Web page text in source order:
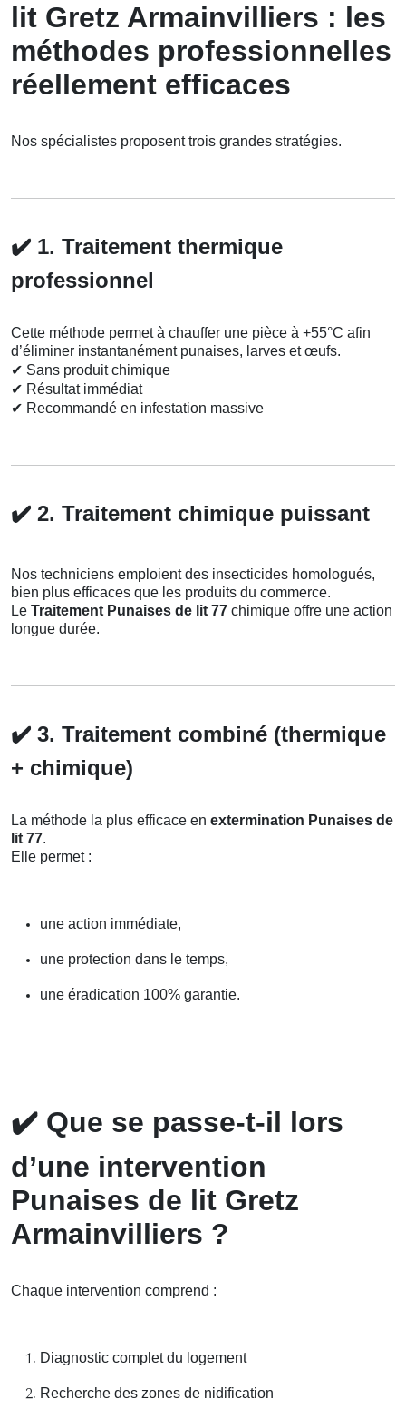
lit Gretz Armainvilliers : les
méthodes professionnelles
réellement efficaces
Nos spécialistes proposent trois grandes stratégies.
✔️ 1. Traitement thermique
professionnel
Cette méthode permet à chauffer une pièce à +55°C afin
d’éliminer instantanément punaises, larves et œufs.
✔ Sans produit chimique
✔ Résultat immédiat
✔ Recommandé en infestation massive
✔️ 2. Traitement chimique puissant
Nos techniciens emploient des insecticides homologués,
bien plus efficaces que les produits du commerce.
Le Traitement Punaises de lit 77 chimique offre une action
longue durée.
✔️ 3. Traitement combiné (thermique
+ chimique)
La méthode la plus efficace en extermination Punaises de
lit 77.
Elle permet :
une action immédiate,
une protection dans le temps,
une éradication 100% garantie.
✔️ Que se passe-t-il lors
d’une intervention
Punaises de lit Gretz
Armainvilliers ?
Chaque intervention comprend :
Diagnostic complet du logement
Recherche des zones de nidification